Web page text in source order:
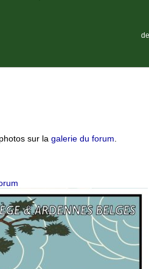
sur la galerie du forum